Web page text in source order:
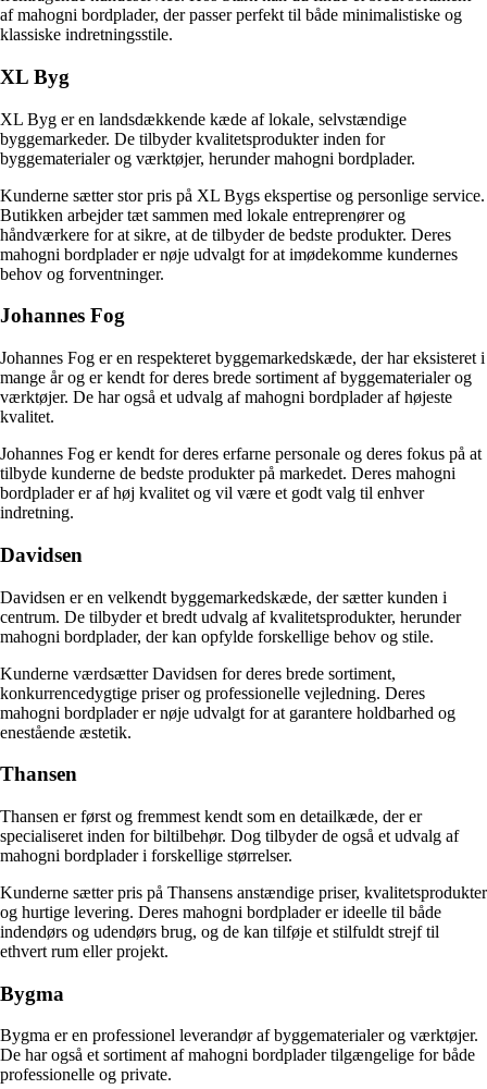
af mahogni bordplader, der passer perfekt til både minimalistiske og
klassiske indretningsstile.
XL Byg
XL Byg er en landsdækkende kæde af lokale, selvstændige
byggemarkeder. De tilbyder kvalitetsprodukter inden for
byggematerialer og værktøjer, herunder mahogni bordplader.
Kunderne sætter stor pris på XL Bygs ekspertise og personlige service.
Butikken arbejder tæt sammen med lokale entreprenører og
håndværkere for at sikre, at de tilbyder de bedste produkter. Deres
mahogni bordplader er nøje udvalgt for at imødekomme kundernes
behov og forventninger.
Johannes Fog
Johannes Fog er en respekteret byggemarkedskæde, der har eksisteret i
mange år og er kendt for deres brede sortiment af byggematerialer og
værktøjer. De har også et udvalg af mahogni bordplader af højeste
kvalitet.
Johannes Fog er kendt for deres erfarne personale og deres fokus på at
tilbyde kunderne de bedste produkter på markedet. Deres mahogni
bordplader er af høj kvalitet og vil være et godt valg til enhver
indretning.
Davidsen
Davidsen er en velkendt byggemarkedskæde, der sætter kunden i
centrum. De tilbyder et bredt udvalg af kvalitetsprodukter, herunder
mahogni bordplader, der kan opfylde forskellige behov og stile.
Kunderne værdsætter Davidsen for deres brede sortiment,
konkurrencedygtige priser og professionelle vejledning. Deres
mahogni bordplader er nøje udvalgt for at garantere holdbarhed og
enestående æstetik.
Thansen
Thansen er først og fremmest kendt som en detailkæde, der er
specialiseret inden for biltilbehør. Dog tilbyder de også et udvalg af
mahogni bordplader i forskellige størrelser.
Kunderne sætter pris på Thansens anstændige priser, kvalitetsprodukter
og hurtige levering. Deres mahogni bordplader er ideelle til både
indendørs og udendørs brug, og de kan tilføje et stilfuldt strejf til
ethvert rum eller projekt.
Bygma
Bygma er en professionel leverandør af byggematerialer og værktøjer.
De har også et sortiment af mahogni bordplader tilgængelige for både
professionelle og private.